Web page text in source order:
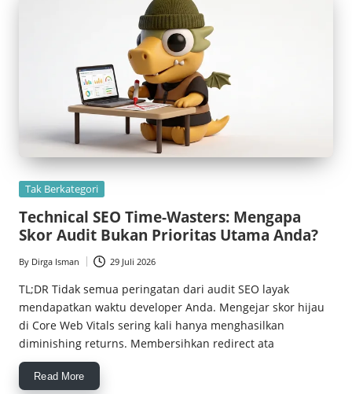
Posted
Tak Berkategori
Technical SEO Time-Wasters: Mengapa
Skor Audit Bukan Prioritas Utama Anda?
Posted
by
By Dirga Isman 29 Juli 2026
TL;DR Tidak semua peringatan dari audit SEO layak
mendapatkan waktu developer Anda. Mengejar skor hijau
di Core Web Vitals sering kali hanya menghasilkan
diminishing returns. Membersihkan redirect ata
Read More